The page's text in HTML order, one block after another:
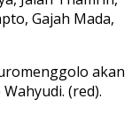
Gajah Mada,
akan
(red).